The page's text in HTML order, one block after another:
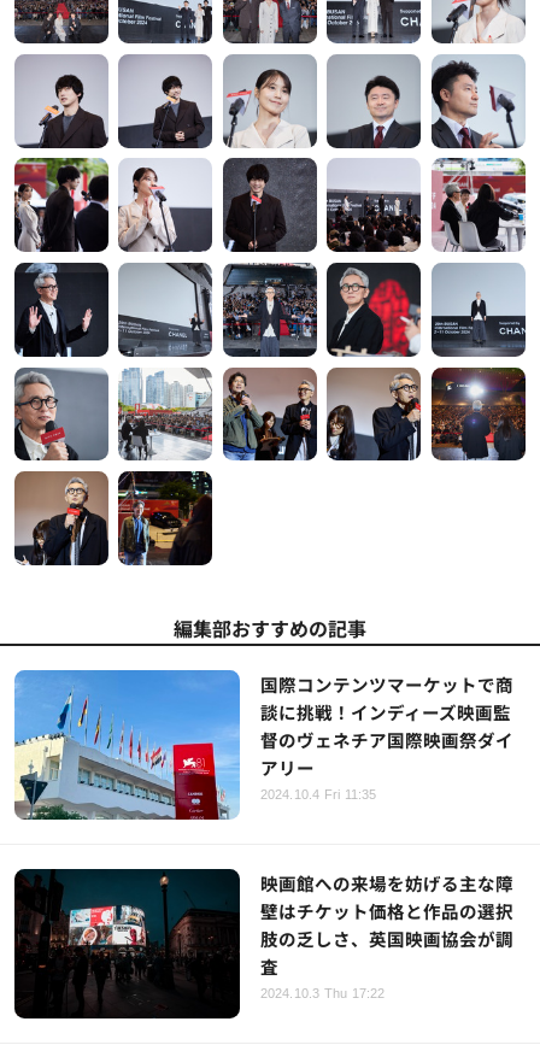
編集部おすすめの記事
国際コンテンツマーケットで商
談に挑戦！インディーズ映画監
督のヴェネチア国際映画祭ダイ
アリー
2024.10.4 Fri 11:35
映画館への来場を妨げる主な障
壁はチケット価格と作品の選択
肢の乏しさ、英国映画協会が調
査
2024.10.3 Thu 17:22